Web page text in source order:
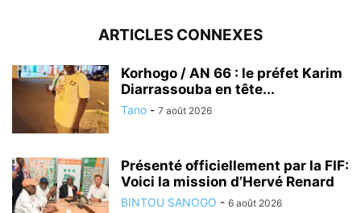
ARTICLES CONNEXES
Korhogo / AN 66 : le préfet Karim
Diarrassouba en tête...
Tano - 7 août 2026
Présenté officiellement par la FIF:
Voici la mission d’Hervé Renard
BINTOU SANOGO - 6 août 2026